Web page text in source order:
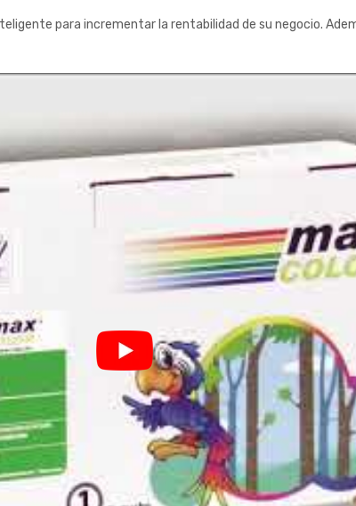
para incrementar la rentabilidad de su negocio.